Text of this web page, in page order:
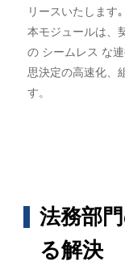
リースいたします｡
本モジュールは、
の シームレス な
思決定の高速化、
す。
法務部
る解決